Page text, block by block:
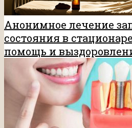
Анонимное лечение
состояния в
помощь и